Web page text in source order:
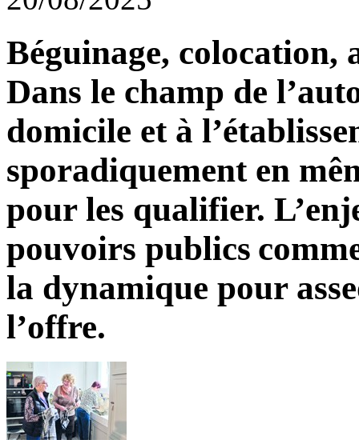
Béguinage,
Dans le champ de
domicile et à
sporadiquement en
pour les qualifier.
pouvoirs publics
la dynamique pour
l’offre.